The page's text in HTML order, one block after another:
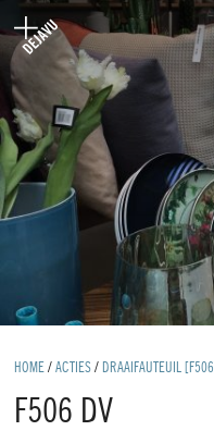
HOME /ACTIES / DRAAIFAUTEUIL [F506]
F506 DV